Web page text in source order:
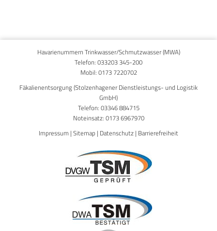
Published on15. September 2025
Havarienummern Trinkwasser/Schmutzwasser (MWA)
Telefon: 033203 345-200
Mobil: 0173 7220702
Fäkalienentsorgung (Stolzenhagener Dienstleistungs- und Logistik
GmbH)
Telefon: 03346 884715
Noteinsatz: 0173 6967970
Impressum | Sitemap | Datenschutz | Barrierefreiheit